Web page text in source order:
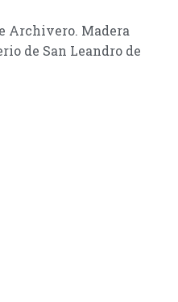
Archivero. Madera
de San Leandro de